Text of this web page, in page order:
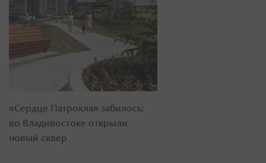
«Сердце Патрокла» забилось:
во Владивостоке открыли
новый сквер